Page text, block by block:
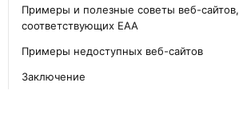
Примеры и полезные советы веб-сайтов,
соответствующих EAA
Примеры недоступных веб-сайтов
Заключение